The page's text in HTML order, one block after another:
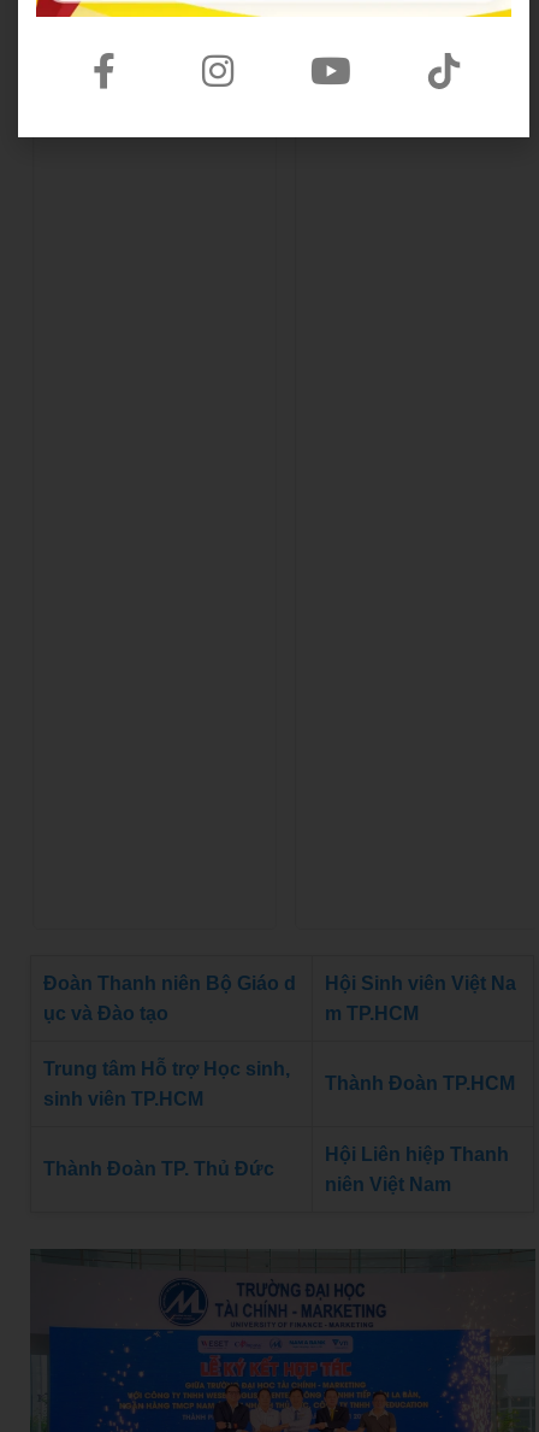
Đoàn Thanh niên Bộ Giáo d
ục và Đào tạo
Hội Sinh viên Việt Na
m TP.HCM
Trung tâm Hỗ trợ Học sinh,
sinh viên TP.HCM
Thành Đoàn TP.HCM
Thành Đoàn TP. Thủ Đức
Hội Liên hiệp Thanh
niên Việt Nam